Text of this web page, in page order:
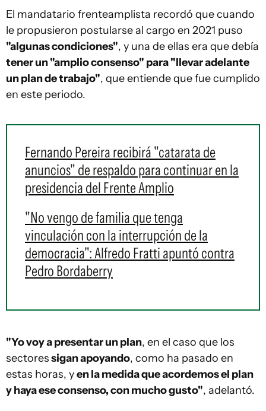
El mandatario frenteamplista recordó que cuando
le propusieron postularse al cargo en 2021 puso
"algunas condiciones", y una de ellas era que debía
tener un "amplio consenso" para "llevar adelante
un plan de trabajo", que entiende que fue cumplido
en este periodo.
Fernando Pereira recibirá "catarata de
anuncios" de respaldo para continuar en la
presidencia del Frente Amplio
"No vengo de familia que tenga
vinculación con la interrupción de la
democracia": Alfredo Fratti apuntó contra
Pedro Bordaberry
"Yo voy a presentar un plan, en el caso que los
sectoressigan apoyando, como ha pasado en
estas horas, yen la medida que acordemos el plan
y haya ese consenso, con mucho gusto", adelantó.